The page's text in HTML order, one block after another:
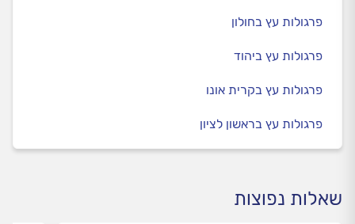
פרגולות עץ בחולון
פרגולות עץ ביהוד
פרגולות עץ בקרית אונו
פרגולות עץ בראשון לציון
שאלות נפוצות